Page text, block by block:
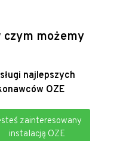
możemy
najlepszych
OZE
zainteresowany
instalacją OZE